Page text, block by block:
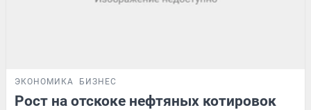
ЭКОНОМИКА БИЗНЕС
Рост на отскоке нефтяных котировок